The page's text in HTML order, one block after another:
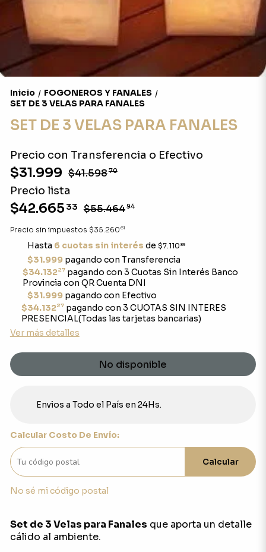
Inicio / FOGONEROS Y FANALES /
SET DE 3 VELAS PARA FANALES
SET DE 3 VELAS PARA FANALES
Precio con Transferencia o Efectivo
$31.999 $41.59870
Precio lista
$42.665 33 $55.46494
Precio sin impuestos $35.260 61
Hasta 6 cuotas sin interés de $7.110 89
$31.999pagando con Transferencia
$34.13227 pagando con 3 Cuotas Sin Interés Banco
Provincia con QR Cuenta DNI
$31.999pagando con Efectivo
$34.13227 pagando con 3 CUOTAS SIN INTERES
PRESENCIAL(Todas las tarjetas bancarias)
Ver más detalles
No disponible
Envios a Todo el País en 24Hs.
Calcular Costo De Envío:
Calcular
No sé mi código postal
Set de 3 Velas para Fanales que aporta un detalle
cálido al ambiente.